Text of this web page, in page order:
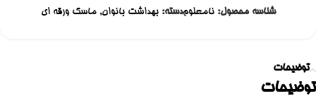
شناسه محصول:نامعلومدسته: بهداشت بانوان, ماسک ورقه ای
توضیحات
توضیحات